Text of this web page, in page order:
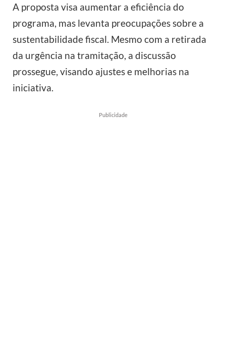
A proposta visa aumentar a eficiência do
programa, mas levanta preocupações sobre a
sustentabilidade fiscal. Mesmo com a retirada
da urgência na tramitação, a discussão
prossegue, visando ajustes e melhorias na
iniciativa.
Publicidade